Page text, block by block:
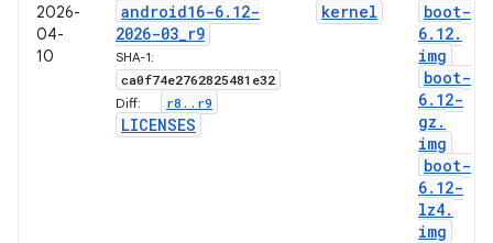
2026-
04-
10
android16-6. 12-
2026-03_r9
SHA-1:
ca0f74e2762825481e32
Diff: r8 . . r9
LICENSES
kernel
boot-
6. 12.
img
boot-
6. 12-
gz .
img
boot-
6. 12-
lz4.
img